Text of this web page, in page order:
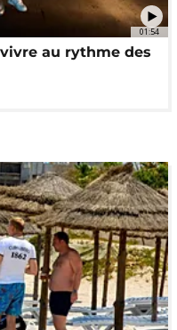
01:54
au rythme des